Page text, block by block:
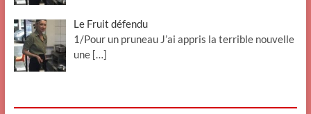
Le Fruit défendu
1/Pour un pruneau J’ai appris la terrible nouvelle
une […]